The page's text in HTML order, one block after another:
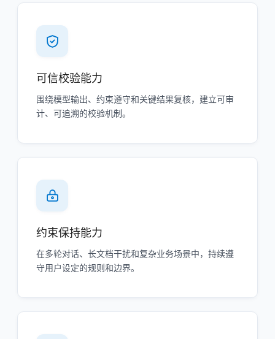
可信校验能力
围绕模型输出、约束遵守和关键结果复核，建立可审
计、可追溯的校验机制。
约束保持能力
在多轮对话、长文档干扰和复杂业务场景中，持续遵
守用户设定的规则和边界。